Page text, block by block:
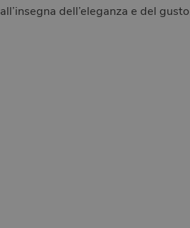
all’insegna dell’eleganza e del gusto.